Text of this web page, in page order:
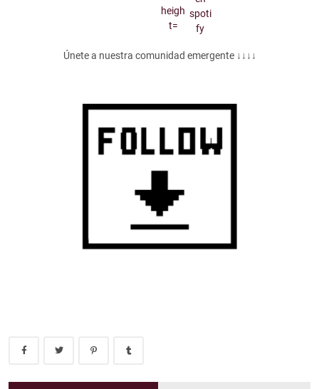
Únete a nuestra comunidad emergente ↓↓↓↓